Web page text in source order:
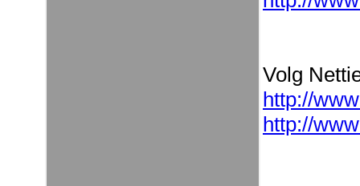
Volg
http://
http://